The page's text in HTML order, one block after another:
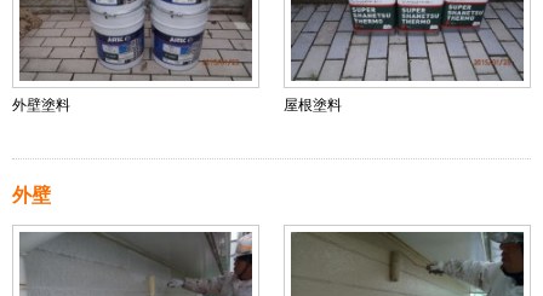
外壁塗料 屋根塗料
外壁